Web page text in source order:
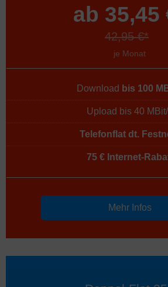
ab 35,45
42,95 €*
je Monat
Download bis 100
Upload bis 40
Telefonflat dt.
75 € Internet-
Mehr Infos